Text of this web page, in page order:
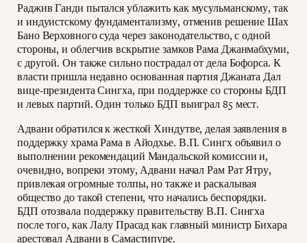
Раджив Ганди пытался ублажить как мусульманскому, так
и индуистскому фундаментализму, отменив решение Шах
Бано Верховного суда через законодательство, с одной
стороны, и облегчив вскрытие замков Рама Джанмабхуми,
с другой. Он также сильно пострадал от дела Бофорса. К
власти пришла недавно основанная партия Джаната Дал
вице-президента Сингха, при поддержке со стороны БДП
и левых партий. Один только БДП выиграл 85 мест.
Адвани обратился к жесткой Хиндутве, делая заявления в
поддержку храма Рама в Айодхье. В.П. Сингх объявил о
выполнении рекомендаций Мандальской комиссии и,
очевидно, вопреки этому, Адвани начал Рам Рат Ятру,
привлекая огромные толпы, но также и раскалывая
общество до такой степени, что начались беспорядки.
БДП отозвала поддержку правительству В.П. Сингха
после того, как Лалу Прасад как главный министр Бихара
арестовал Адвани в Самастипуре.